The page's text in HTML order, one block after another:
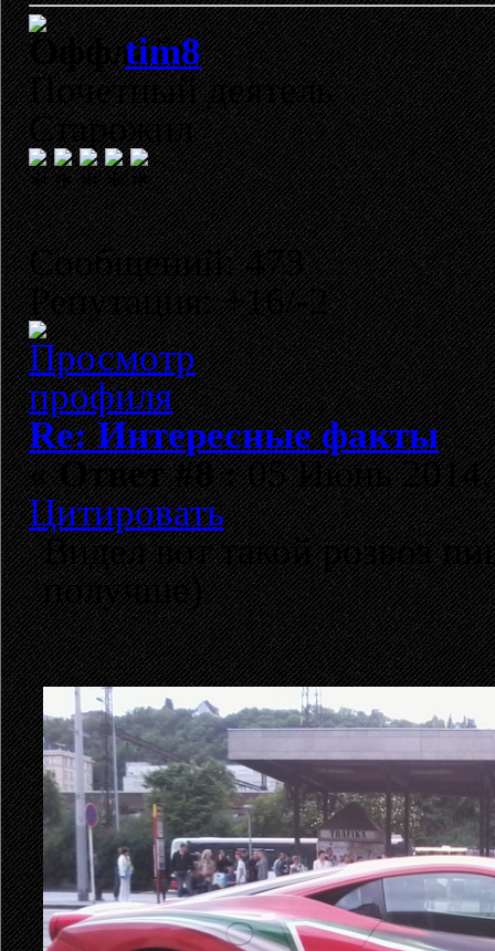
tim8
Почетный деятель
Старожил
Сообщений: 473
Репутация: +16/-2
Re: Интересные факты
«Ответ #8 :05 Июнь 2014,
Цитировать
Видел вот такой розвоз
получше)